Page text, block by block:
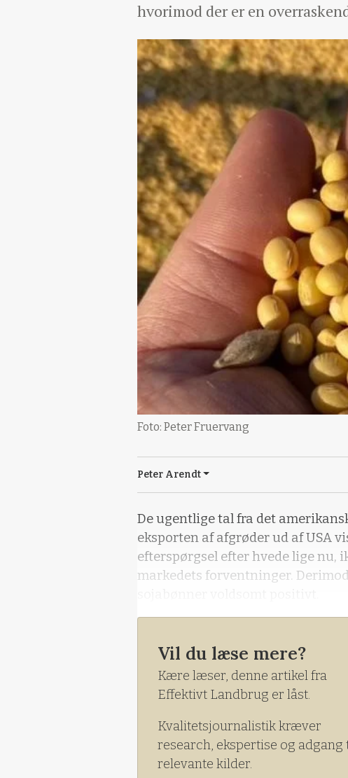
hvorimod der er en
Foto: Peter Fruervang
Peter Arendt
De ugentlige tal fra det
eksporten af afgrøder ud af USA
efterspørgsel efter hvede lige nu,
markedets forventninger.
Vil du læse mere?
Kære læser, denne artikel fra
Effektivt Landbrug er låst.
Kvalitetsjournalistik kræver
research, ekspertise og adgang
relevante kilder.